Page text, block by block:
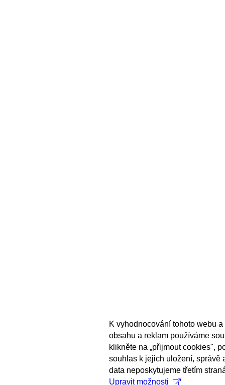
K vyhodnocování tohoto webu
obsahu a reklam používáme
klikněte na „přijmout cookies",
souhlas k jejich uložení, správě
data neposkytujeme třetím
Upravit možnosti